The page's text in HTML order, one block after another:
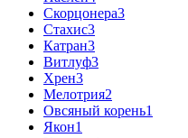
Скорцонера3
Стахис3
Катран3
Витлуф3
Хрен3
Мелотрия2
Овсяный корень1
Якон1